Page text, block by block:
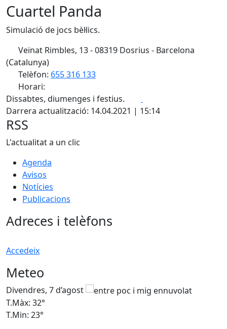
Cuartel Panda
Simulació de jocs bèl·lics.
Veïnat Rimbles, 13 - 08319 Dosrius - Barcelona
(Catalunya)
Telèfon: 655 316 133
Horari:
Dissabtes, diumenges i festius.
Darrera actualització: 14.04.2021 | 15:14
RSS
L'actualitat a un clic
Agenda
Avisos
Notícies
Publicacions
Adreces i telèfons
Accedeix
Meteo
Divendres, 7 d’agost
T.Màx: 32°
T.Min: 23°